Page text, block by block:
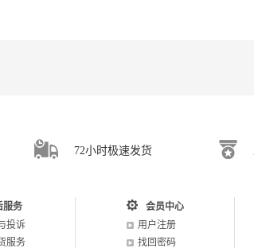
72小时极速发货
服务
投诉
服务
会员中心
用户注册
找回密码